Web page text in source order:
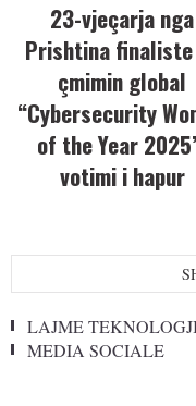
23-vjeçarja nga
Prishtina finaliste
çmimin global
“Cybersecurity
of the Year
votimi i hapur
LAJME
MEDIA SOCIALE